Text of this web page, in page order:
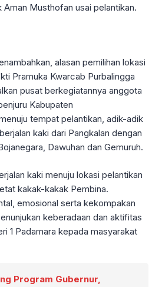
Aman Musthofan usai pelantikan.
alasan pemilihan lokasi
Pramuka Kwarcab Purbalingga
pusat berkegiatannya anggota
Kabupaten
tempat pelantikan, adik-adik
kaki dari Pangkalan dengan
Dawuhan dan Gemuruh.
kaki menuju lokasi pelantikan
kakak-kakak Pembina.
emosional serta kekompakan
keberadaan dan aktifitas
1 Padamara kepada masyarakat
Program Gubernur,